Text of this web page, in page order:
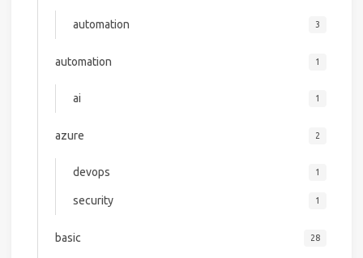
automation 3
automation 1
ai 1
azure 2
devops 1
security 1
basic 28